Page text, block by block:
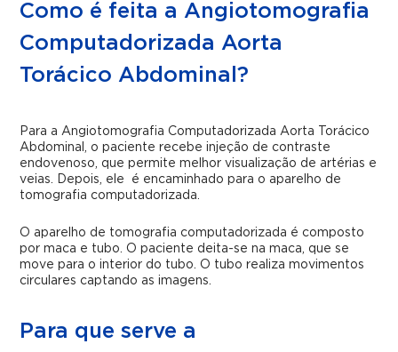
Como é feita a Angiotomografia
Computadorizada Aorta
Torácico Abdominal?
Para a Angiotomografia Computadorizada Aorta Torácico
Abdominal, o paciente recebe injeção de contraste
endovenoso, que permite melhor visualização de artérias e
veias. Depois, ele é encaminhado para o aparelho de
tomografia computadorizada.
O aparelho de tomografia computadorizada é composto
por maca e tubo. O paciente deita-se na maca, que se
move para o interior do tubo. O tubo realiza movimentos
circulares captando as imagens.
Para que serve a